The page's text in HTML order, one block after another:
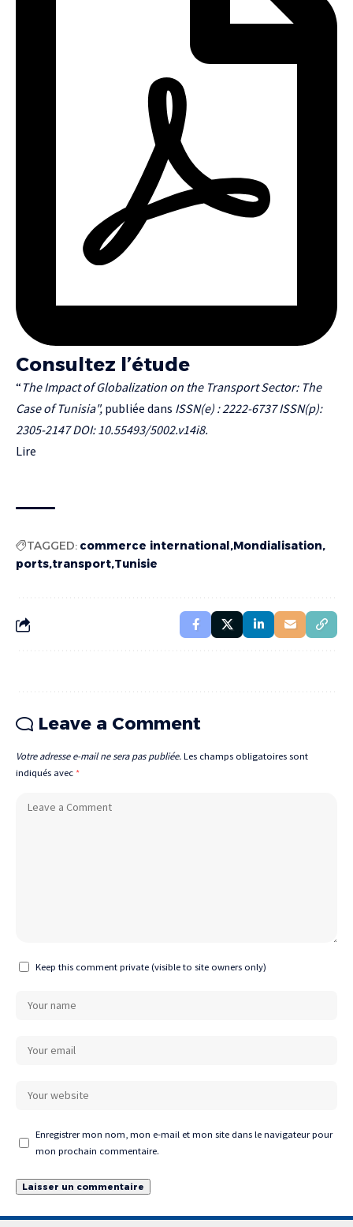
Consultez l’étude
“ The Impact of Globalization on the Transport Sector: The
Case of Tunisia", publiée dans ISSN(e) : 2222-6737 ISSN(p):
2305-2147 DOI: 10.55493/5002.v14i8.
Lire
TAGGED: commerce international Mondialisation
ports transport Tunisie
Leave a Comment
Votre adresse e-mail ne sera pas publiée. Les champs obligatoires sont
indiqués avec *
Keep this comment private (visible to site owners only)
Enregistrer mon nom, mon e-mail et mon site dans le navigateur pour
mon prochain commentaire.